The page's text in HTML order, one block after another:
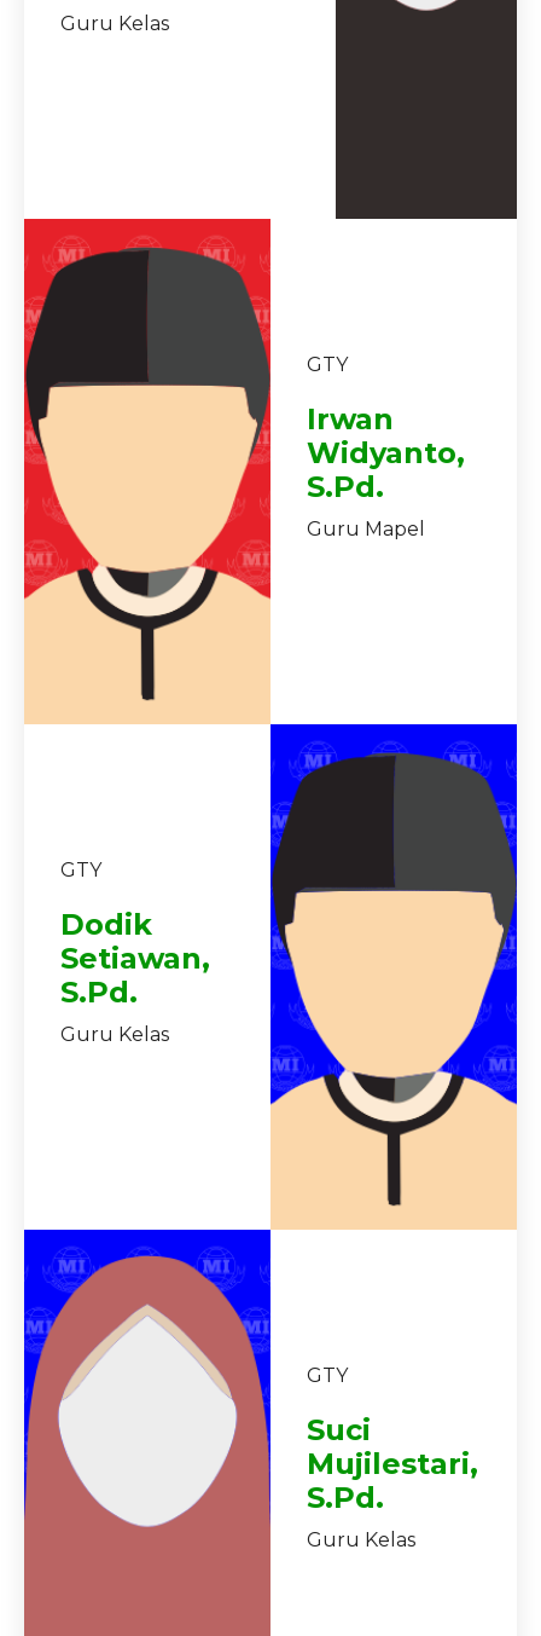
Guru Kelas
GTY
Irwan
Widyanto,
S.Pd.
Guru Mapel
GTY
Dodik
Setiawan,
S.Pd.
Guru Kelas
GTY
Suci
Mujilestari,
S.Pd.
Guru Kelas